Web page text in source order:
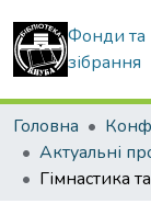
Фонди та
зібрання
Головна